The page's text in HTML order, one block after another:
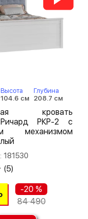
Высота
104.6 см
Глубина
208.7 см
кровать
РКР-2 с
механизмом
181530
(5)
-20 %
84 490